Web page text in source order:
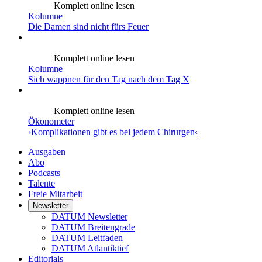
Komplett online lesen
Kolumne
Die Damen sind nicht fürs Feuer
Komplett online lesen
Kolumne
Sich wappnen für den Tag nach dem Tag X
Komplett online lesen
Ökonometer
›Komplikationen gibt es bei jedem Chirurgen‹
Ausgaben
Abo
Podcasts
Talente
Freie Mitarbeit
Newsletter
DATUM Newsletter
DATUM Breitengrade
DATUM Leitfaden
DATUM Atlantiktief
Editorials